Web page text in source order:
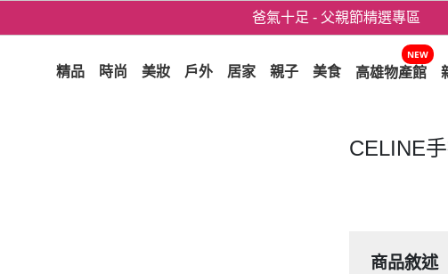
爸氣十足 - 父親節精選專區
用心愛你！七夕星選禮遇！
精品 時尚 美妝 戶外 居家 親子 美食 高雄物產館
NEW
CELINE
商品敘述